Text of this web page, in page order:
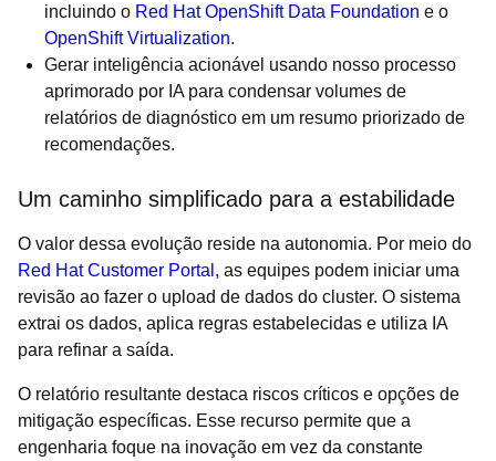
incluindo o Red Hat OpenShift Data Foundation e o
OpenShift Virtualization.
Gerar inteligência acionável usando nosso processo
aprimorado por IA para condensar volumes de
relatórios de diagnóstico em um resumo priorizado de
recomendações.
Um caminho simplificado para a estabilidade
O valor dessa evolução reside na autonomia. Por meio do
Red Hat Customer Portal, as equipes podem iniciar uma
revisão ao fazer o upload de dados do cluster. O sistema
extrai os dados, aplica regras estabelecidas e utiliza IA
para refinar a saída.
O relatório resultante destaca riscos críticos e opções de
mitigação específicas. Esse recurso permite que a
engenharia foque na inovação em vez da constante